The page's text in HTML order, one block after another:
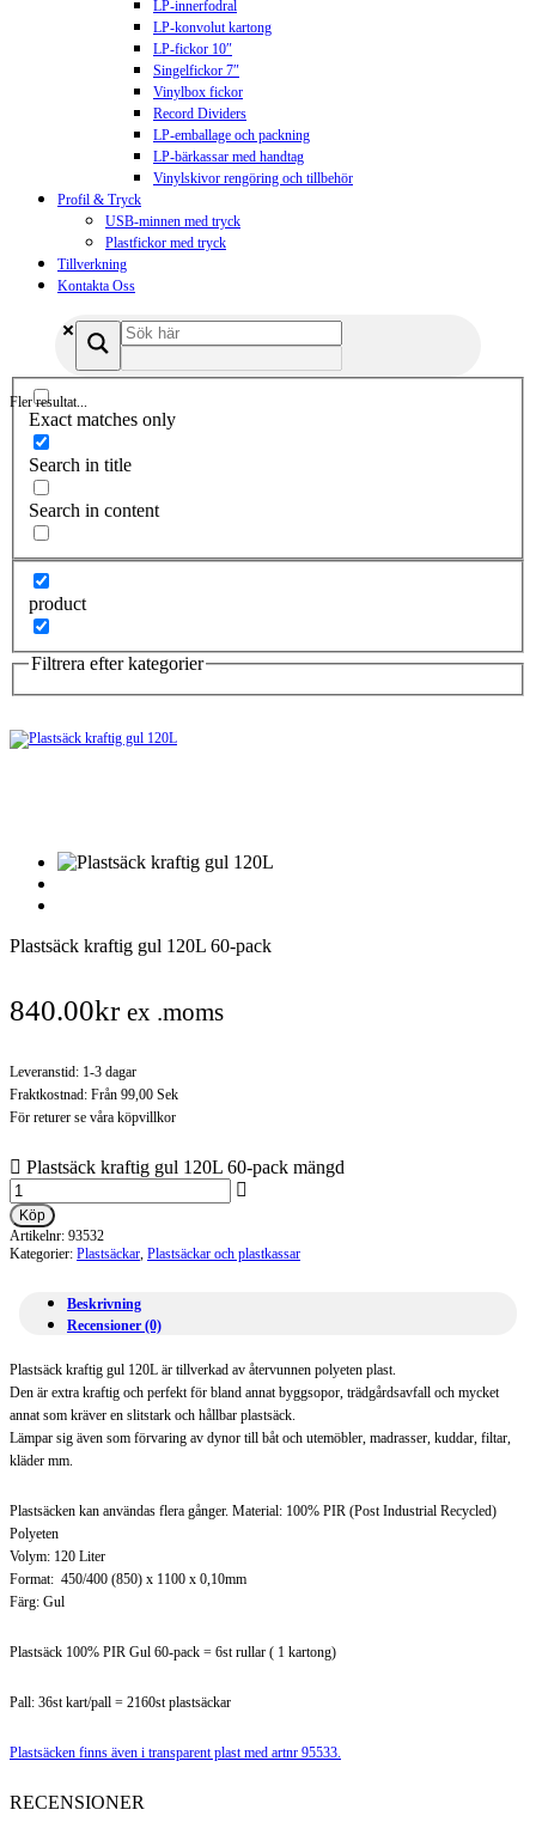
LP-innerfodral
LP-konvolut kartong
LP-fickor 10″
Singelfickor 7″
Vinylbox fickor
Record Dividers
LP-emballage och packning
LP-bärkassar med handtag
Vinylskivor rengöring och tillbehör
Profil & Tryck
USB-minnen med tryck
Plastfickor med tryck
Tillverkning
Kontakta Oss
Fler resultat...
Exact matches only
Search in title
Search in content
product
Filtrera efter kategorier
Plastsäck kraftig gul 120L 60-pack
840.00kr ex .moms
Leveranstid: 1-3 dagar
Fraktkostnad: Från 99,00 Sek
För returer se våra köpvillkor
Plastsäck kraftig gul 120L 60-pack mängd
Köp
Artikelnr: 93532
Kategorier: Plastsäckar, Plastsäckar och plastkassar
Beskrivning
Recensioner (0)
Plastsäck kraftig gul 120L är tillverkad av återvunnen polyeten plast.
Den är extra kraftig och perfekt för bland annat byggsopor, trädgårdsavfall och mycket
annat som kräver en slitstark och hållbar plastsäck.
Lämpar sig även som förvaring av dynor till båt och utemöbler, madrasser, kuddar, filtar,
kläder mm.
Plastsäcken kan användas flera gånger. Material: 100% PIR (Post Industrial Recycled)
Polyeten
Volym: 120 Liter
Format: 450/400 (850) x 1100 x 0,10mm
Färg: Gul
Plastsäck 100% PIR Gul 60-pack = 6st rullar ( 1 kartong)
Pall: 36st kart/pall = 2160st plastsäckar
Plastsäcken finns även i transparent plast med artnr 95533.
RECENSIONER